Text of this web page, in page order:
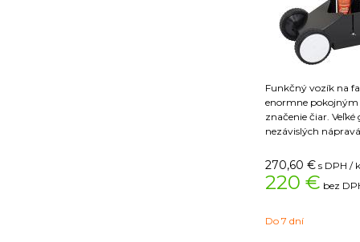
Funkčný vozík na
enormne pokojným
značenie čiar.
nezávislých
funkčná
plechovky, ako aj
ďalšie sprejové
270,60 € s DPH /
220 € bez
Do 7 dní